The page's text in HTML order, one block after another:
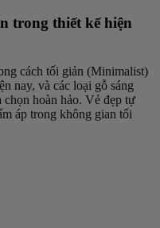
trong thiết kế hiện
cách tối giản (Minimalist)
nay, và các loại gỗ sáng
hoàn hảo. Vẻ đẹp tự
áp trong không gian tối